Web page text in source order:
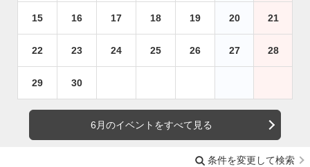
15 16 17 18 19 20 21
22 23 24 25 26 27 28
29 30
6月のイベントをすべて見る
条件を変更して検索